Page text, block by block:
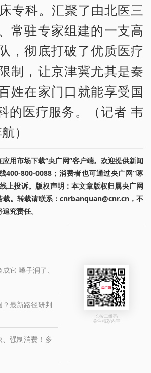
专科。汇聚了由北医三
常驻专家组建的一支高
，彻底打破了优质医疗
制，让京津冀尤其是秦
姓在家门口就能享受国
的医疗服务。（记者 韦
）
用市场下载“央广网”客户端。欢迎提供新闻
400-800-0088；消费者也可通过央广网“啄
上投诉。版权声明：本文章版权归属央广网
载。转载请联系：cnrbanquan@cnr.cn，不
究责任。
它 嗓子润了、
最新路径研判
强制消费！多
长按二维码
关注精彩内容